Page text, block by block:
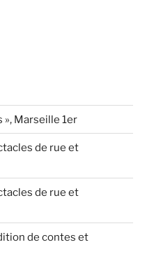
»
», Marseille 1er
de rue et
de rue et
de contes et